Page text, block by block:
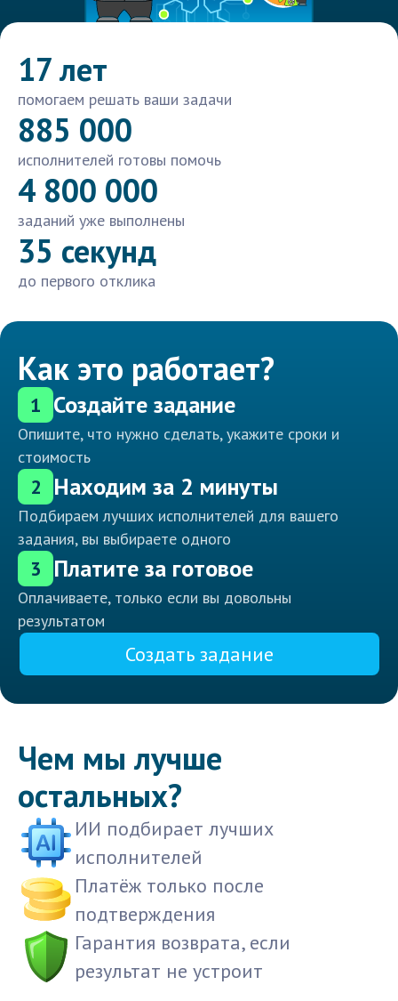
17 лет
помогаем решать ваши задачи
885 000
исполнителей готовы помочь
4 800 000
заданий уже выполнены
35 секунд
до первого отклика
Как это работает?
1 Создайте задание
Опишите, что нужно сделать, укажите сроки и
стоимость
2 Находим за 2 минуты
Подбираем лучших исполнителей для вашего
задания, вы выбираете одного
3 Платите за готовое
Оплачиваете, только если вы довольны
результатом
Создать задание
Чем мы лучше
остальных?
ИИ подбирает лучших
исполнителей
Платёж только после
подтверждения
Гарантия возврата, если
результат не устроит